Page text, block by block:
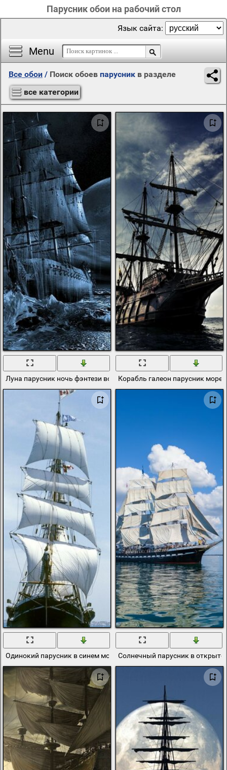
Парусник обои на рабочий стол
Menu
Язык сайта:
Все обои / Поиск обоев парусник в разделе
все категории
Луна парусник ночь фэнтези вода корабль-призрак
Корабль галеон парусник
Одинокий парусник в синем море Солнечный парусник в